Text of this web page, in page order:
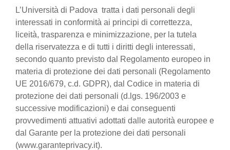
L’Università di Padova tratta i dati personali degli
interessati in conformità ai principi di correttezza,
liceità, trasparenza e minimizzazione, per la tutela
della riservatezza e di tutti i diritti degli interessati,
secondo quanto previsto dal Regolamento europeo in
materia di protezione dei dati personali (Regolamento
UE 2016/679, c.d. GDPR), dal Codice in materia di
protezione dei dati personali (d.lgs. 196/2003 e
successive modificazioni) e dai conseguenti
provvedimenti attuativi adottati dalle autorità europee e
dal Garante per la protezione dei dati personali
(www.garanteprivacy.it).